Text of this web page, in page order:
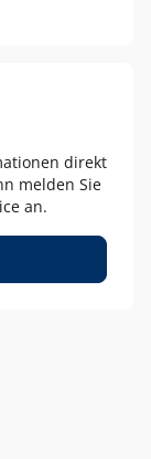
Umsetzungen
jeweils einer
direkt
melden Sie
an.